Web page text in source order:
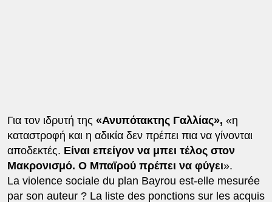
Για τον ιδρυτή της «Ανυπότακτης Γαλλίας», «η
καταστροφή και η αδικία δεν πρέπει πια να γίνονται
αποδεκτές. Είναι επείγον να μπει τέλος στον
Μακρονισμό. Ο Μπαϊρού πρέπει να φύγει».
La violence sociale du plan Bayrou est-elle mesurée
par son auteur ? La liste des ponctions sur les acquis